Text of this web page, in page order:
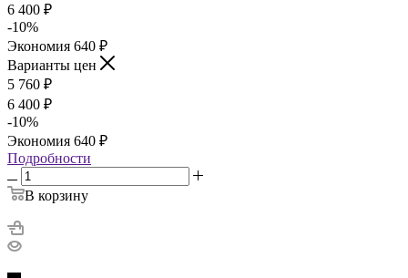
6 400 ₽
-10%
Экономия 640 ₽
Варианты цен
5 760 ₽
6 400 ₽
-10%
Экономия 640 ₽
Подробности
В корзину